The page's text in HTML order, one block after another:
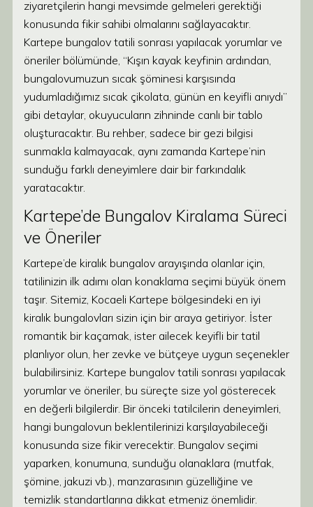
ziyaretçilerin hangi mevsimde gelmeleri gerektiği
konusunda fikir sahibi olmalarını sağlayacaktır.
Kartepe bungalov tatili sonrası yapılacak yorumlar ve
öneriler bölümünde, “Kışın kayak keyfinin ardından,
bungalovumuzun sıcak şöminesi karşısında
yudumladığımız sıcak çikolata, günün en keyifli anıydı”
gibi detaylar, okuyucuların zihninde canlı bir tablo
oluşturacaktır. Bu rehber, sadece bir gezi bilgisi
sunmakla kalmayacak, aynı zamanda Kartepe’nin
sunduğu farklı deneyimlere dair bir farkındalık
yaratacaktır.
Kartepe’de Bungalov Kiralama Süreci
ve Öneriler
Kartepe’de kiralık bungalov arayışında olanlar için,
tatilinizin ilk adımı olan konaklama seçimi büyük önem
taşır. Sitemiz, Kocaeli Kartepe bölgesindeki en iyi
kiralık bungalovları sizin için bir araya getiriyor. İster
romantik bir kaçamak, ister ailecek keyifli bir tatil
planlıyor olun, her zevke ve bütçeye uygun seçenekler
bulabilirsiniz. Kartepe bungalov tatili sonrası yapılacak
yorumlar ve öneriler, bu süreçte size yol gösterecek
en değerli bilgilerdir. Bir önceki tatilcilerin deneyimleri,
hangi bungalovun beklentilerinizi karşılayabileceği
konusunda size fikir verecektir. Bungalov seçimi
yaparken, konumuna, sunduğu olanaklara (mutfak,
şömine, jakuzi vb.), manzarasının güzelliğine ve
temizlik standartlarına dikkat etmeniz önemlidir.